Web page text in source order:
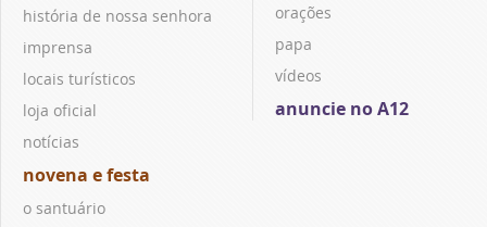
história de nossa senhora
imprensa
locais turísticos
loja oficial
notícias
novena e festa
o santuário
orações
papa
vídeos
anuncie no A12